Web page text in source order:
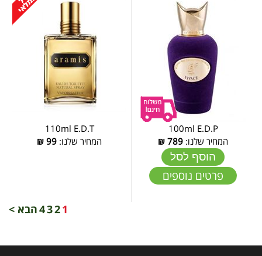
100ml E.D.P
המחיר שלנו: 789
₪
הוסף לסל
פרטים נוספים
110ml E.D.T
המחיר שלנו: 99
₪
1
2
3
4הבא >